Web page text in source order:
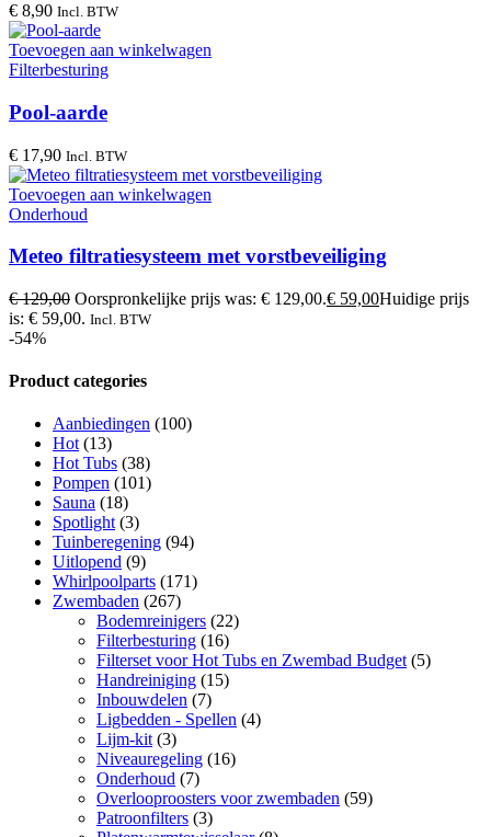
€ 8,90 Incl. BTW
Toevoegen aan winkelwagen
Filterbesturing
Pool-aarde
€ 17,90 Incl. BTW
Toevoegen aan winkelwagen
Onderhoud
Meteo filtratiesysteem met vorstbeveiliging
€129,00 Oorspronkelijke prijs was: € 129,00.€ 59,00Huidige prijs
is: € 59,00. Incl. BTW
-54%
Product categories
Aanbiedingen (100)
Hot (13)
Hot Tubs (38)
Pompen (101)
Sauna (18)
Spotlight (3)
Tuinberegening (94)
Uitlopend (9)
Whirlpoolparts (171)
Zwembaden (267)
Bodemreinigers (22)
Filterbesturing (16)
Filterset voor Hot Tubs en Zwembad Budget (5)
Handreiniging (15)
Inbouwdelen (7)
Ligbedden - Spellen (4)
Lijm-kit (3)
Niveauregeling (16)
Onderhoud (7)
Overlooproosters voor zwembaden (59)
Patroonfilters (3)